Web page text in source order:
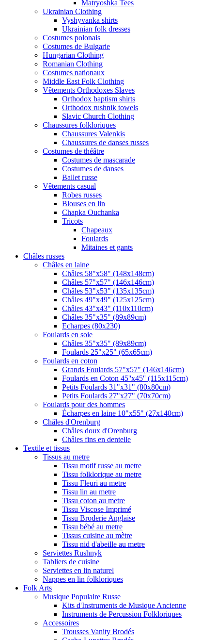
Matryoshka Tees
Ukrainian Clothing
Vyshyvanka shirts
Ukrainian folk dresses
Costumes polonais
Costumes de Bulgarie
Hungarian Clothing
Romanian Clothing
Costumes nationaux
Middle East Folk Clothing
Vêtements Orthodoxes Slaves
Orthodox baptism shirts
Orthodox rushnik towels
Slavic Church Clothing
Chaussures folkloriques
Chaussures Valenkis
Chaussures de danses russes
Costumes de théâtre
Costumes de mascarade
Costumes de danses
Ballet russe
Vêtements casual
Robes russes
Blouses en lin
Chapka Ouchanka
Tricots
Chapeaux
Foulards
Mitaines et gants
Châles russes
Châles en laine
Châles 58"x58" (148x148cm)
Châles 57"x57" (146x146cm)
Châles 53"x53" (135x135cm)
Châles 49"x49" (125x125cm)
Châles 43"x43" (110x110cm)
Châles 35"x35" (89x89cm)
Echarpes (80х230)
Foulards en soie
Châles 35"x35" (89x89cm)
Foulards 25"x25" (65x65cm)
Foulards en coton
Grands Foulards 57"x57" (146x146cm)
Foulards en Coton 45''x45'' (115x115cm)
Petits Foulards 31"x31" (80x80cm)
Petits Foulards 27"x27" (70x70cm)
Foulards pour des hommes
Écharpes en laine 10"x55" (27x140cm)
Châles d'Orenburg
Châles doux d'Orenburg
Châles fins en dentelle
Textile et tissus
Tissus au metre
Tissu motif russe au metre
Tissu folklorique au metre
Tissu Fleuri au metre
Tissu lin au metre
Tissu coton au metre
Tissu Viscose Imprimé
Tissu Broderie Anglaise
Tissu bébé au metre
Tissus cuisine au mètre
Tissu nid d'abeille au metre
Serviettes Rushnyk
Tabliers de cuisine
Serviettes en lin naturel
Nappes en lin folkloriques
Folk Arts
Musique Populaire Russe
Kits d'Instruments de Musique Ancienne
Instruments de Percussion Folkloriques
Accessoires
Trousses Vanity Brodés